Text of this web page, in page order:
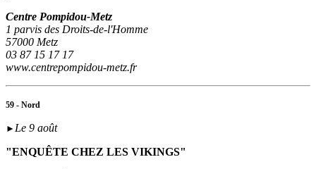
Centre Pompidou-Metz
1 parvis des Droits-de-l'Homme
57000 Metz
03 87 15 17 17
www.centrepompidou-metz.fr
59 - Nord
► Le 9 août
"ENQUÊTE CHEZ LES VIKINGS"